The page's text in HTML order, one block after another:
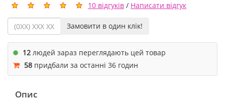
10 відгуків / Написати відгук
Замовити в один клік!
12 людей зараз переглядають цей товар
58 придбали за останні 36 годин
Опис